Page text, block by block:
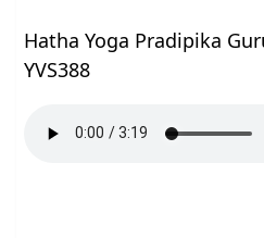
Hatha Yoga Pradipika
YVS388